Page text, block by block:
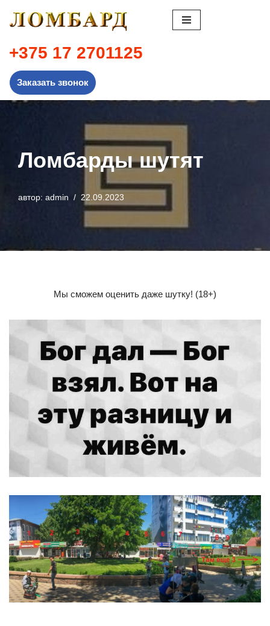
к
содержимому
+375 17 2701125
Заказать звонок
Ломбарды шутят
автор: admin 22.09.2023
Мы сможем оценить даже шутку! (18+)